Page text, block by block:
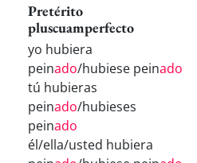
Pretérito
pluscuamperfecto
yo hubiera
peinado/hubiese peinado
tú hubieras
peinado/hubieses
peinado
él/ella/usted hubiera